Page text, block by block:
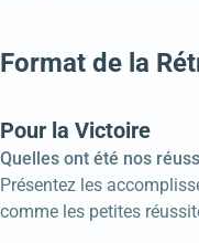
Format de la
Pour la Victoire
Quelles ont été nos
Présentez les
comme les petites